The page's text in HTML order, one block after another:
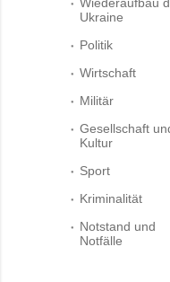
Ukraine
Politik
Wirtschaft
Militär
Gesellschaft
Kultur
Sport
Kriminalität
Notstand und
Notfälle